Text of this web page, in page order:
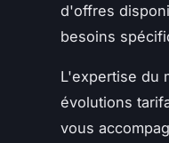
d'offres
besoins
L'expertise du
évolutions
vous